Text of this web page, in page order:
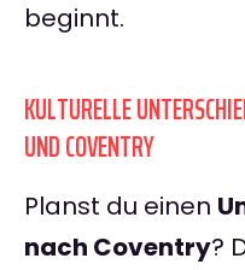
beginnt.
KULTURELLE
UND COVENTRY
Planst du einen
nach Coventry?